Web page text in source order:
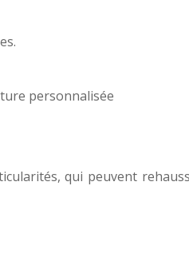
qui peuvent